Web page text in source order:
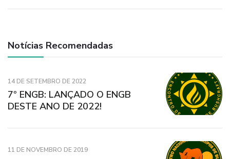
Notícias Recomendadas
14 DE SETEMBRO DE 2022
7º ENGB: LANÇADO O ENGB
DESTE ANO DE 2022!
11 DE NOVEMBRO DE 2019